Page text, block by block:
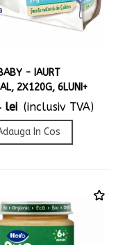
- IAURT
2X120G, 6LUNI+
lei (inclusiv TVA)
In Cos